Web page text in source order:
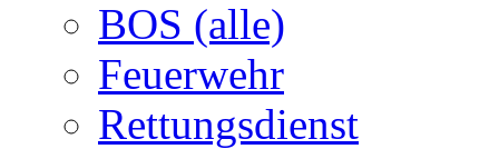
BOS (alle)
Feuerwehr
Rettungsdienst